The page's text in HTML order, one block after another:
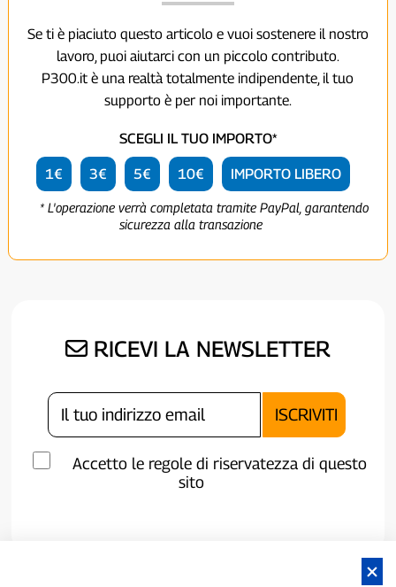
Se ti è piaciuto questo articolo e vuoi sostenere il nostro
lavoro, puoi aiutarci con un piccolo contributo.
P300.it è una realtà totalmente indipendente, il tuo
supporto è per noi importante.
SCEGLI IL TUO IMPORTO*
1€ 3€ 5€ 10€ IMPORTO LIBERO
* L'operazione verrà completata tramite PayPal, garantendo
sicurezza alla transazione
RICEVI LA NEWSLETTER
Accetto le regole di riservatezza di questo
sito